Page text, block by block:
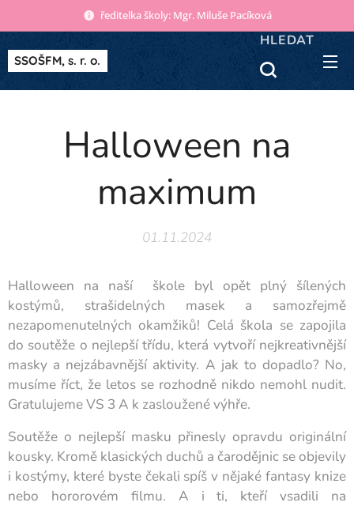
ředitelka školy: Mgr. Miluše Pacíková
SSOŠFM, s. r. o.
HLEDAT
Halloween na
maximum
01.11.2024
Halloween na naší škole byl opět plný šílených
kostýmů, strašidelných masek a samozřejmě
nezapomenutelných okamžiků! Celá škola se zapojila
do soutěže o nejlepší třídu, která vytvoří nejkreativnější
masky a nejzábavnější aktivity. A jak to dopadlo? No,
musíme říct, že letos se rozhodně nikdo nemohl nudit.
Gratulujeme VS 3 A k zasloužené výhře.
Soutěže o nejlepší masku přinesly opravdu originální
kousky. Kromě klasických duchů a čarodějnic se objevily
i kostýmy, které byste čekali spíš v nějaké fantasy knize
nebo hororovém filmu. A i ti, kteří vsadili na